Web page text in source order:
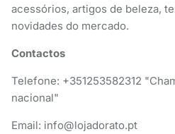
acessórios, artigos de beleza,
novidades do mercado.
Contactos
Telefone: +351253582312
nacional"
Email: info@lojadorato.pt